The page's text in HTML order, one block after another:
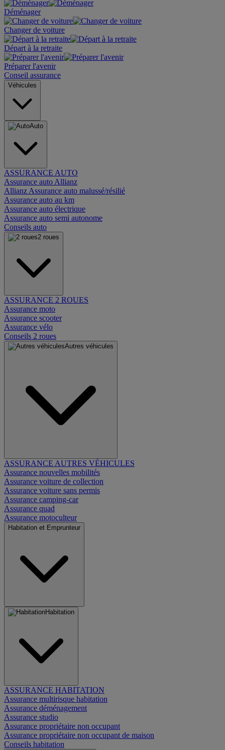
Déménager
Changer de voiture
Départ à la retraite
Préparer l'avenir
Conseil assurance
Véhicules
Auto
ASSURANCE AUTO
Assurance auto Allianz
Allianz Assurance auto malussé/résilié
Assurance auto au km
Assurance auto électrique
Assurance auto semi autonome
Conseils auto
2 roues
ASSURANCE 2 ROUES
Assurance moto
Assurance scooter
Assurance vélo
Conseils 2 roues
Autres véhicules
ASSURANCE AUTRES VÉHICULES
Assurance nouvelles mobilités
Assurance voiture de collection
Assurance voiture sans permis
Assurance camping-car
Assurance quad
Assurance motoculteur
Habitation et Emprunteur
Habitation
ASSURANCE HABITATION
Assurance multirisque habitation
Assurance déménagement
Assurance studio
Assurance propriétaire non occupant
Assurance propriétaire non occupant de maison
Conseils habitation